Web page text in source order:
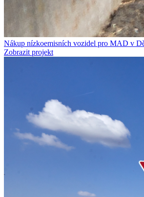
Nákup nízkoemisních vozidel pro MAD v
Zobrazit projekt